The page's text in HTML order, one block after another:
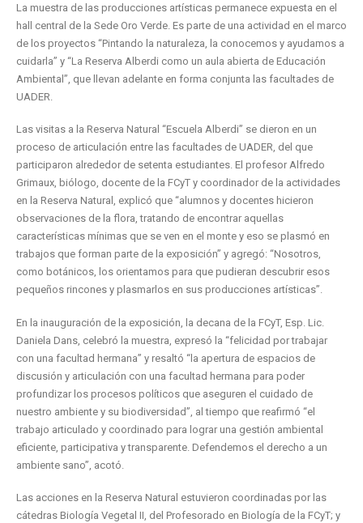
La muestra de las producciones artísticas permanece expuesta en el
hall central de la Sede Oro Verde. Es parte de una actividad en el marco
de los proyectos “Pintando la naturaleza, la conocemos y ayudamos a
cuidarla” y “La Reserva Alberdi como un aula abierta de Educación
Ambiental”, que llevan adelante en forma conjunta las facultades de
UADER.
Las visitas a la Reserva Natural “Escuela Alberdi” se dieron en un
proceso de articulación entre las facultades de UADER, del que
participaron alrededor de setenta estudiantes. El profesor Alfredo
Grimaux, biólogo, docente de la FCyT y coordinador de la actividades
en la Reserva Natural, explicó que “alumnos y docentes hicieron
observaciones de la flora, tratando de encontrar aquellas
características mínimas que se ven en el monte y eso se plasmó en
trabajos que forman parte de la exposición” y agregó: “Nosotros,
como botánicos, los orientamos para que pudieran descubrir esos
pequeños rincones y plasmarlos en sus producciones artísticas”.
En la inauguración de la exposición, la decana de la FCyT, Esp. Lic.
Daniela Dans, celebró la muestra, expresó la “felicidad por trabajar
con una facultad hermana” y resaltó “la apertura de espacios de
discusión y articulación con una facultad hermana para poder
profundizar los procesos políticos que aseguren el cuidado de
nuestro ambiente y su biodiversidad”, al tiempo que reafirmó “el
trabajo articulado y coordinado para lograr una gestión ambiental
eficiente, participativa y transparente. Defendemos el derecho a un
ambiente sano”, acotó.
Las acciones en la Reserva Natural estuvieron coordinadas por las
cátedras Biología Vegetal II, del Profesorado en Biología de la FCyT; y